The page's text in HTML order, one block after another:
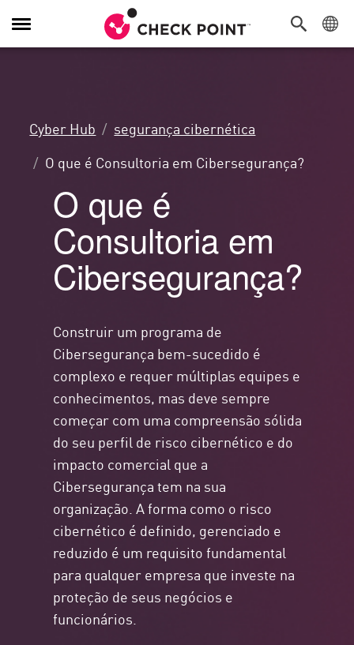
Alternar
navegação
Cyber Hub
segurança cibernética
O que é Consultoria em Cibersegurança?
O que é
Consultoria em
Cibersegurança?
Construir um programa de
Cibersegurança bem-sucedido é
complexo e requer múltiplas equipes e
conhecimentos, mas deve sempre
começar com uma compreensão sólida
do seu perfil de risco cibernético e do
impacto comercial que a
Cibersegurança tem na sua
organização. A forma como o risco
cibernético é definido, gerenciado e
reduzido é um requisito fundamental
para qualquer empresa que investe na
proteção de seus negócios e
funcionários.